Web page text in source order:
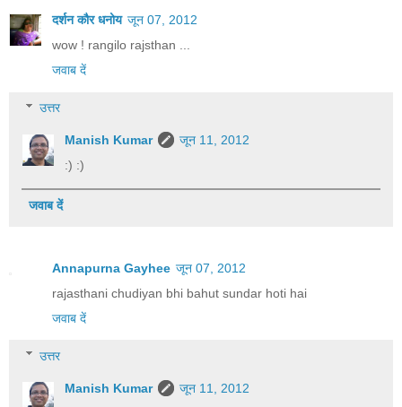
दर्शन कौर धनोय जून 07, 2012
wow ! rangilo rajsthan ...
जवाब दें
उत्तर
Manish Kumar
जून 11, 2012
:) :)
जवाब दें
Annapurna Gayhee जून 07, 2012
rajasthani chudiyan bhi bahut sundar hoti hai
जवाब दें
उत्तर
Manish Kumar
जून 11, 2012